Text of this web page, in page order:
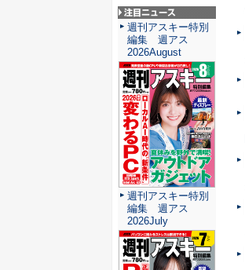
注目ニュース
週刊アスキー特別
編集 週アス
2026August
週刊アスキー特別
編集 週アス
2026July